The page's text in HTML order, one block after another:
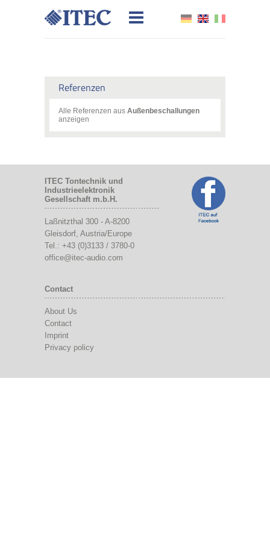
Referenzen
Alle Referenzen aus Außenbeschallungen
anzeigen
ITEC Tontechnik und
Industrieelektronik
Gesellschaft m.b.H.
Laßnitzthal 300 - A-8200
Gleisdorf, Austria/Europe
Tel.: +43 (0)3133 / 3780-0
office@itec-audio.com
Contact
About Us
Contact
Imprint
Privacy policy